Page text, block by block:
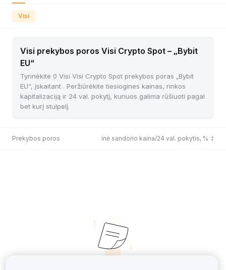
Visi
Visi prekybos poros Visi Crypto Spot – „Bybit
EU“
Tyrinėkite 0 Visi Visi Crypto Spot prekybos poras „Bybit
EU“, įskaitant . Peržiūrėkite tiesiogines kainas, rinkos
kapitalizaciją ir 24 val. pokytį, kuriuos galima rūšiuoti pagal
bet kurį stulpelį.
Prekybos poros Paskutinė sandorio kaina/24 val. pokytis, %